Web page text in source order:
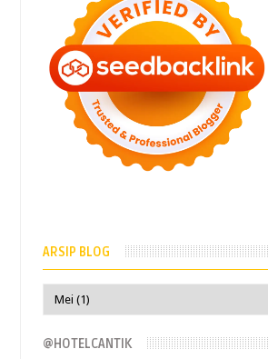
ARSIP BLOG
@HOTELCANTIK